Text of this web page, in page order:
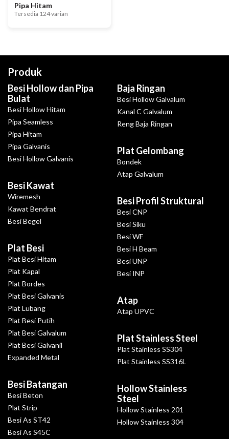
Pipa Hitam
Tersedia 124 varian
Produk
Besi Hollow dan Pipa
Bulat
Besi Hollow Hitam
Pipa Seamless
Pipa Hitam
Pipa Galvanis
Besi Hollow Galvanis
Besi Kawat
Wiremesh
Kawat Bendrat
Besi Begel
Plat Besi
Plat Besi Hitam
Plat Kapal
Plat Bordes
Plat Besi Galvanis
Plat Lubang
Plat Besi Putih
Plat Besi Galvalum
Plat Besi Galvanil
Expanded Metal
Besi Batangan
Besi Beton
Plat Strip
Besi As ST42
Besi As S45C
Baja Ringan
Besi Hollow Galvalum
Kanal C Galvalum
Reng Baja Ringan
Plat Gelombang
Bondek
Atap Galvalum
Besi Profil Struktural
Besi CNP
Besi Siku
Besi WF
Besi H Beam
Besi UNP
Besi INP
Atap
Atap UPVC
Plat Stainless Steel
Plat Stainless SS304
Plat Stainless SS316L
Hollow Stainless
Steel
Hollow Stainless 201
Hollow Stainless 304